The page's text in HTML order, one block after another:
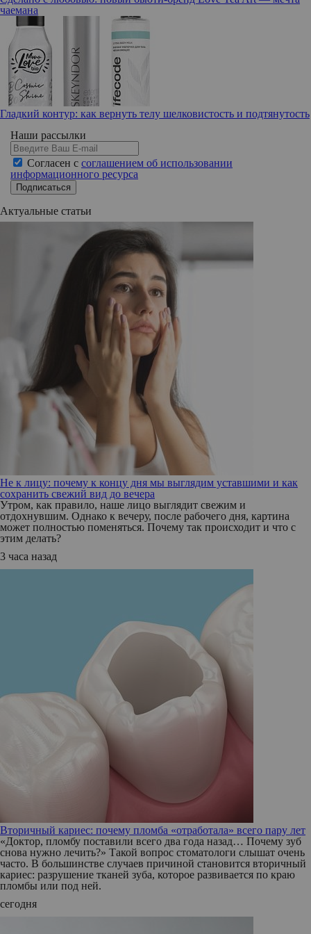
чаемана
Гладкий контур: как вернуть телу шелковистость и подтянутость
Наши рассылки
Согласен с соглашением об использовании
информационного ресурса
Подписаться
Актуальные статьи
Не к лицу: почему к концу дня мы выглядим уставшими и как
сохранить свежий вид до вечера
Утром, как правило, наше лицо выглядит свежим и
отдохнувшим. Однако к вечеру, после рабочего дня, картина
может полностью поменяться. Почему так происходит и что с
этим делать?
3 часа назад
Вторичный кариес: почему пломба «отработала» всего пару лет
«Доктор, пломбу поставили всего два года назад… Почему зуб
снова нужно лечить?» Такой вопрос стоматологи слышат очень
часто. В большинстве случаев причиной становится вторичный
кариес: разрушение тканей зуба, которое развивается по краю
пломбы или под ней.
сегодня